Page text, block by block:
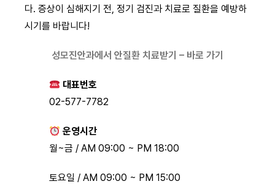
다. 증상이 심해지기 전, 정기 검진과 치료로 질환을 예방하
시기를 바랍니다!
성모진안과에서 안질환 치료받기 – 바로 가기
대표번호
02-577-7782
운영시간
월~금 / AM 09:00 ~ PM 18:00
토요일 / AM 09:00 ~ PM 15:00